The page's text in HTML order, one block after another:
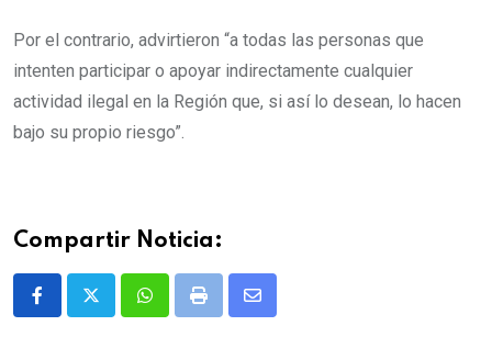
Por el contrario, advirtieron “a todas las personas que
intenten participar o apoyar indirectamente cualquier
actividad ilegal en la Región que, si así lo desean, lo hacen
bajo su propio riesgo”.
Compartir Noticia:
WhatsappPrint
Share